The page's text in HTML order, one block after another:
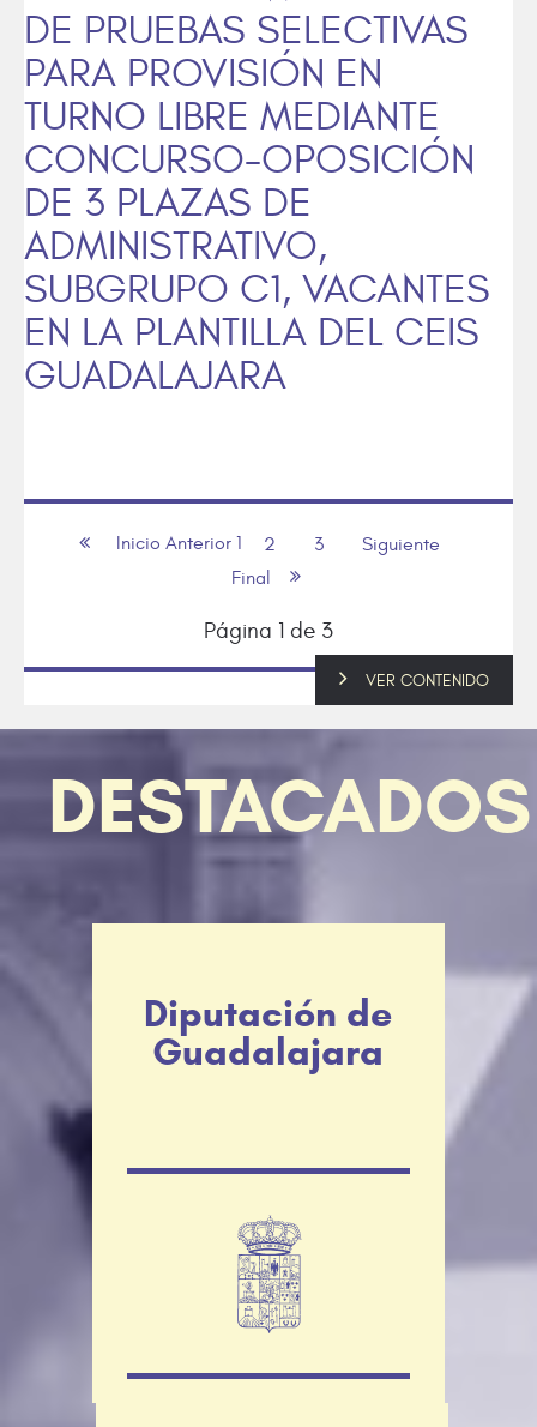
VER CONTENIDO
VER CONTENIDO
VER CONTENIDO
VER CONTENIDO
VER CONTENIDO
DE PRUEBAS SELECTIVAS
PARA PROVISIÓN EN
TURNO LIBRE MEDIANTE
CONCURSO-OPOSICIÓN
DE 3 PLAZAS DE
ADMINISTRATIVO,
SUBGRUPO C1, VACANTES
EN LA PLANTILLA DEL CEIS
GUADALAJARA
VER CONTENIDO
Inicio Anterior 1 2 3
Siguiente
Final
Página 1 de 3
DESTACADOS
Diputación de
Guadalajara